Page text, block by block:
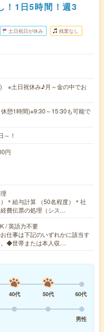
！1日5時間！週3
土日祝日が休み 残業なし
※土日祝休み♪月～金の中でお
憩1時間)※9:30～15:30も可能で
～！
円
＊給与計算 （50名程度）＊社
費伝票の処理（シス…
/ 英語力不要
仕事は下記のいずれかに該当す
。◆世帯または本人収…
40代 50代
60代
男性